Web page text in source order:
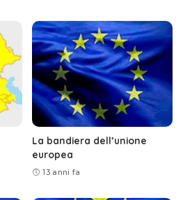
La bandiera dell’unione
europea
13 anni fa